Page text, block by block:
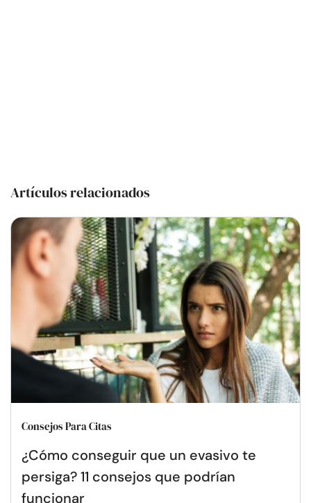
Artículos relacionados
Consejos Para Citas
¿Cómo conseguir que un evasivo te
persiga? 11 consejos que podrían
funcionar